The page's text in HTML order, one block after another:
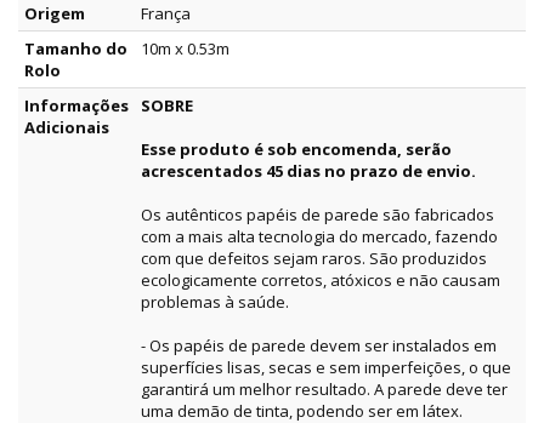
Origem
França
Tamanho do
Rolo
10m x 0.53m
Informações
Adicionais
SOBRE
Esse produto é sob encomenda, serão
acrescentados 45 dias no prazo de envio.
Os autênticos papéis de parede são fabricados
com a mais alta tecnologia do mercado, fazendo
com que defeitos sejam raros. São produzidos
ecologicamente corretos, atóxicos e não causam
problemas à saúde.
- Os papéis de parede devem ser instalados em
superfícies lisas, secas e sem imperfeições, o que
garantirá um melhor resultado. A parede deve ter
uma demão de tinta, podendo ser em látex.